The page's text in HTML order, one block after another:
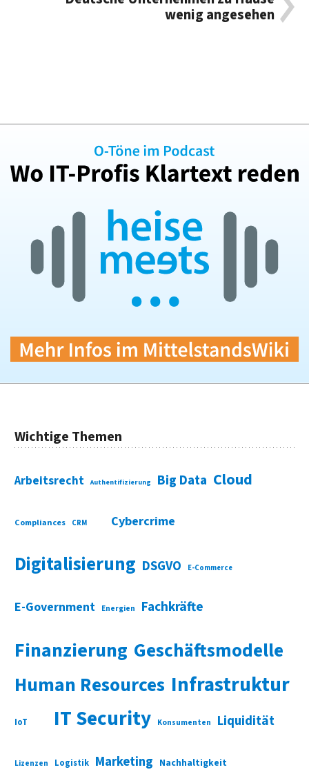
wenig angesehen
Wichtige Themen
Arbeitsrecht Authentifizierung Big Data Cloud
Compliances CRM Cybercrime
Digitalisierung DSGVO E-Commerce
E-Government Energien Fachkräfte
Finanzierung Geschäftsmodelle
Human Resources Infrastruktur
IoT IT Security Konsumenten Liquidität
Lizenzen Logistik Marketing Nachhaltigkeit